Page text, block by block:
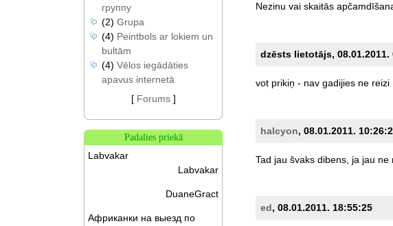
Nezinu vai skaitās
dzēsts lietotājs, 08.01.2011.
vot prikiņ - nav gadijies ne reizi
halcyon, 08.01.2011.
Tad jau švaks dibens, ja jau ne
ed, 08.01.2011. 18:55:25
группу
(2) Grupa
(4) Peintbols ar lokiem un
bultām
(4) Vēlos iegādāties
apavus internetā
[ Forums]
Padalies priekā
Labvakar
Labvakar
DuaneGract
Африканки на выезд по